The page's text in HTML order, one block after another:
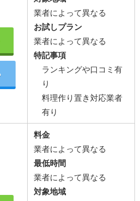
業者によって異なる
お試しプラン
業者によって異なる
特記事項
ランキングや口コミ有
り
料理作り置き対応業者
有り
料金
業者によって異なる
最低時間
業者によって異なる
対象地域